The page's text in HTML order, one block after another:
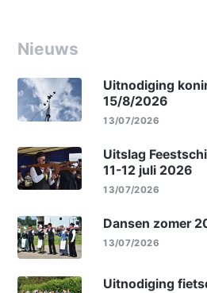
Nieuws
Uitnodiging
15/8/2026
13/07/2026
Uitslag
11-12 juli 2026
13/07/2026
Dansen zomer
13/07/2026
Uitnodiging